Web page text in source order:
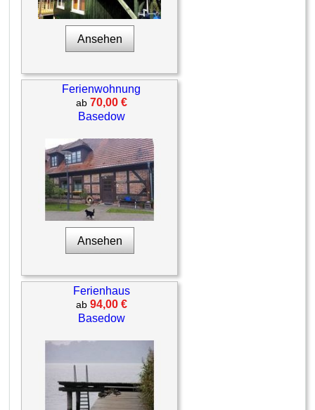
Ansehen
Ferienwohnung
ab 70,00 €
Basedow
Ansehen
Ferienhaus
ab 94,00 €
Basedow